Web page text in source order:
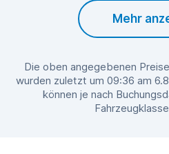
Mehr
Die oben angegebenen
wurden zuletzt um 09:36 am
können je nach